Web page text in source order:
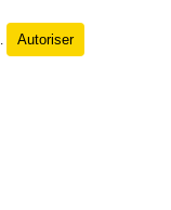
Autoriser